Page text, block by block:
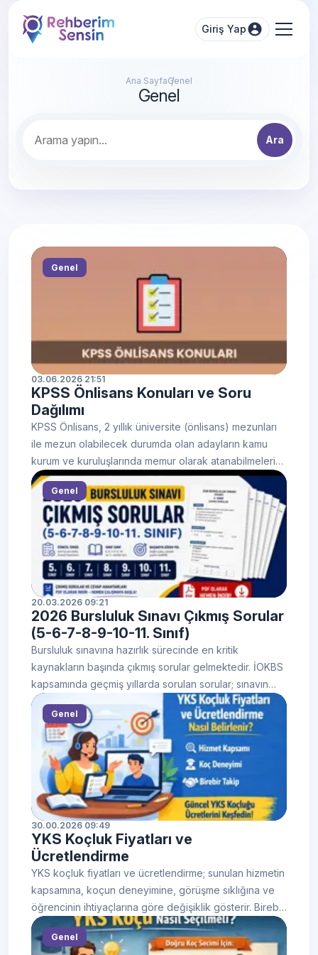
Giriş Yap
Ana SayfaGenel
Genel
Ara
Genel
03.06.2026 21:51
KPSS Önlisans Konuları ve Soru
Dağılımı
KPSS Önlisans, 2 yıllık üniversite (önlisans) mezunları
ile mezun olabilecek durumda olan adayların kamu
kurum ve kuruluşlarında memur olarak atanabilmeleri
için girdikleri merkezi sınavdır. Sınav sonucunda elde
edilen KPSS puanı, merkezi atamalar ve bazı kamu
kurumlarının personel alımlarında kullanılmaktadır.
ÖSYM tarafından iki yılda bir düzenlenen KPSS
Önlisans sınavı, Genel Yetenek ve Genel Kültür
testlerinden oluşmaktadır. Sınava hazırlanan adayların
en çok araştırdığı konular arasında KPSS önlisans
konuları, KPSS önlisans soru dağılımı, en çok çıkan
konular, KPSS önlisans kaç dakika sürüyor, KPSS
önlisans hangi bölümler girebilir ve KPSS önlisans
puanı ile hangi kadrolara başvurulabilir gibi sorular yer
almaktadır. Bu rehberde sınava ilişkin tüm temel bilgileri
bir araya getirdik.
Genel
20.03.2026 09:21
2026 Bursluluk Sınavı Çıkmış Sorular
(5-6-7-8-9-10-11. Sınıf)
Bursluluk sınavına hazırlık sürecinde en kritik
kaynakların başında çıkmış sorular gelmektedir. İOKBS
kapsamında geçmiş yıllarda sorulan sorular; sınavın
soru tarzını, konu dağılımını ve zorluk seviyesini analiz
etme açısından önemli bir avantaj sağlar. Bu nedenle,
bursluluk sınavı çıkmış sorularını düzenli olarak
çözmek, hem sınav pratiğini artırır hem de öğrencilerin
eksik konularını tespit ederek daha stratejik bir çalışma
planı oluşturmasına yardımcı olur. 26 Nisan 2026
tarihinde gerçekleştirilen İOKBS, 5, 6, 7, 8. sınıflar ile
hazırlık sınıfı, 9, 10 ve 11. sınıf düzeylerinde toplam
971.786 öğrencinin katılımıyla tamamlandı.
Genel
30.00.2026 09:49
YKS Koçluk Fiyatları ve
Ücretlendirme
YKS koçluk fiyatları ve ücretlendirme; sunulan hizmetin
kapsamına, koçun deneyimine, görüşme sıklığına ve
öğrencinin ihtiyaçlarına göre değişiklik gösterir. Birebir
takip, haftalık analizler, kişiye özel çalışma programları
ve motivasyon desteği gibi unsurlar fiyatları doğrudan
Genel